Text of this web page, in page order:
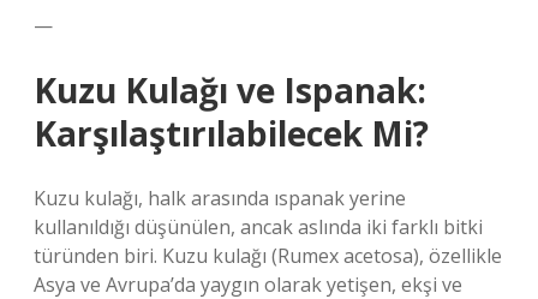
—
Kuzu Kulağı ve Ispanak:
Karşılaştırılabilecek Mi?
Kuzu kulağı, halk arasında ıspanak yerine
kullanıldığı düşünülen, ancak aslında iki farklı bitki
türünden biri. Kuzu kulağı (Rumex acetosa), özellikle
Asya ve Avrupa’da yaygın olarak yetişen, ekşi ve